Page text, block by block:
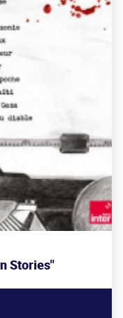
Stories"